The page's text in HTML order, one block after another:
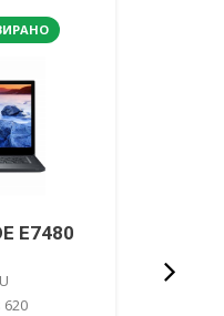
E7480
620